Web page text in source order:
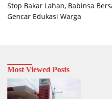
Stop Bakar Lahan, Babinsa
Gencar Edukasi Warga
Most Viewed Posts